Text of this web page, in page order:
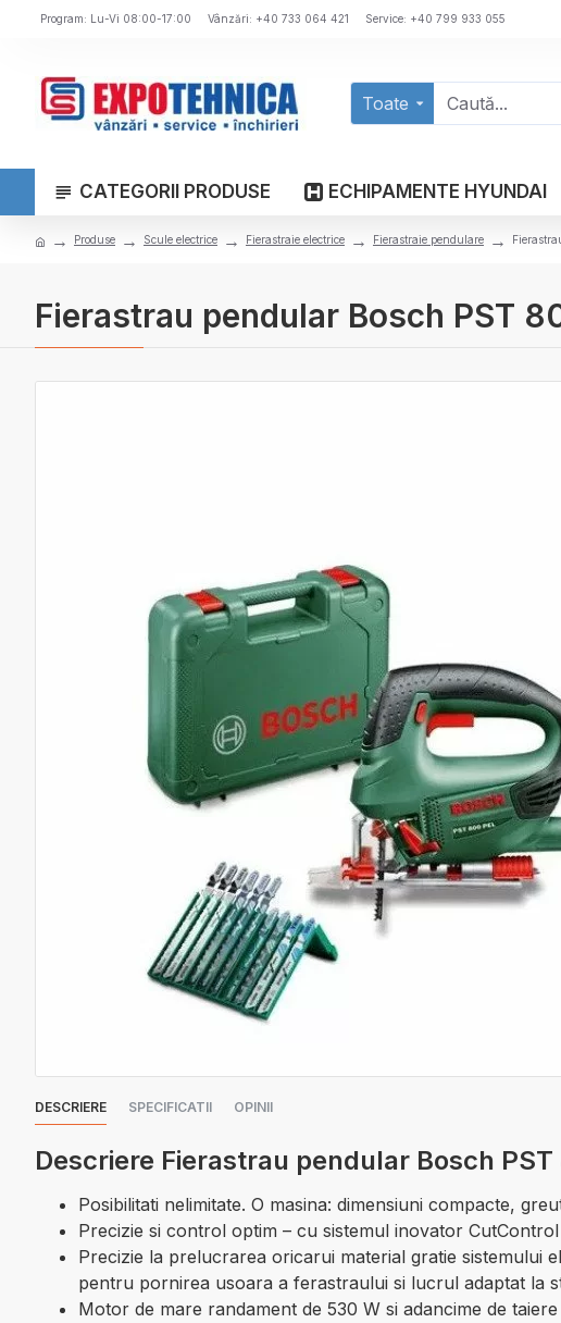
Program: Lu-Vi 08:00-17:00 Vânzări: +40 733 064 421 Service: +40 799 933 055
Toate
CATEGORII PRODUSE ECHIPAMENTE HYUNDAI
Produse Scule electrice Fierastraie electrice Fierastraie pendulare
Fierastrau pendular Bosch PST
DESCRIERE SPECIFICATII OPINII
Descriere Fierastrau pendular Bosch
Posibilitati nelimitate. O masina: dimensiuni compacte,
Precizie si control optim – cu sistemul inovator
Precizie la prelucrarea oricarui material gratie
pentru pornirea usoara a ferastraului si lucrul adaptat la
Motor de mare randament de 530 W si adancime de